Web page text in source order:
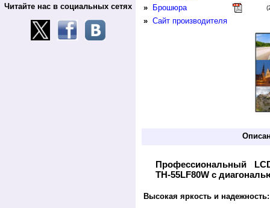
»
Брошюра
» Сайт производителя
Профессиональный
TH-55LF80W с
Высокая яркость и надежность:
Читайте нас в социальных сетях